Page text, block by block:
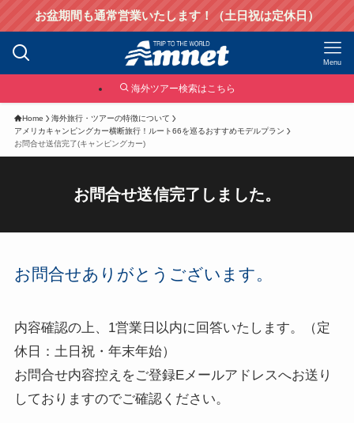
お盆期間も通常営業いたします！（土日祝は定休日）
Menu
海外ツアー検索はこちら
Home
海外旅行・ツアーの特徴について
アメリカキャンピングカー横断旅行！ルート66を巡るおすすめモデルプラン
お問合せ送信完了(キャンピングカー)
お問合せ送信完了しました。
お問合せありがとうございます。
内容確認の上、1営業日以内に回答いたします。（定
休日：土日祝・年末年始）
お問合せ内容控えをご登録Eメールアドレスへお送り
しておりますのでご確認ください。